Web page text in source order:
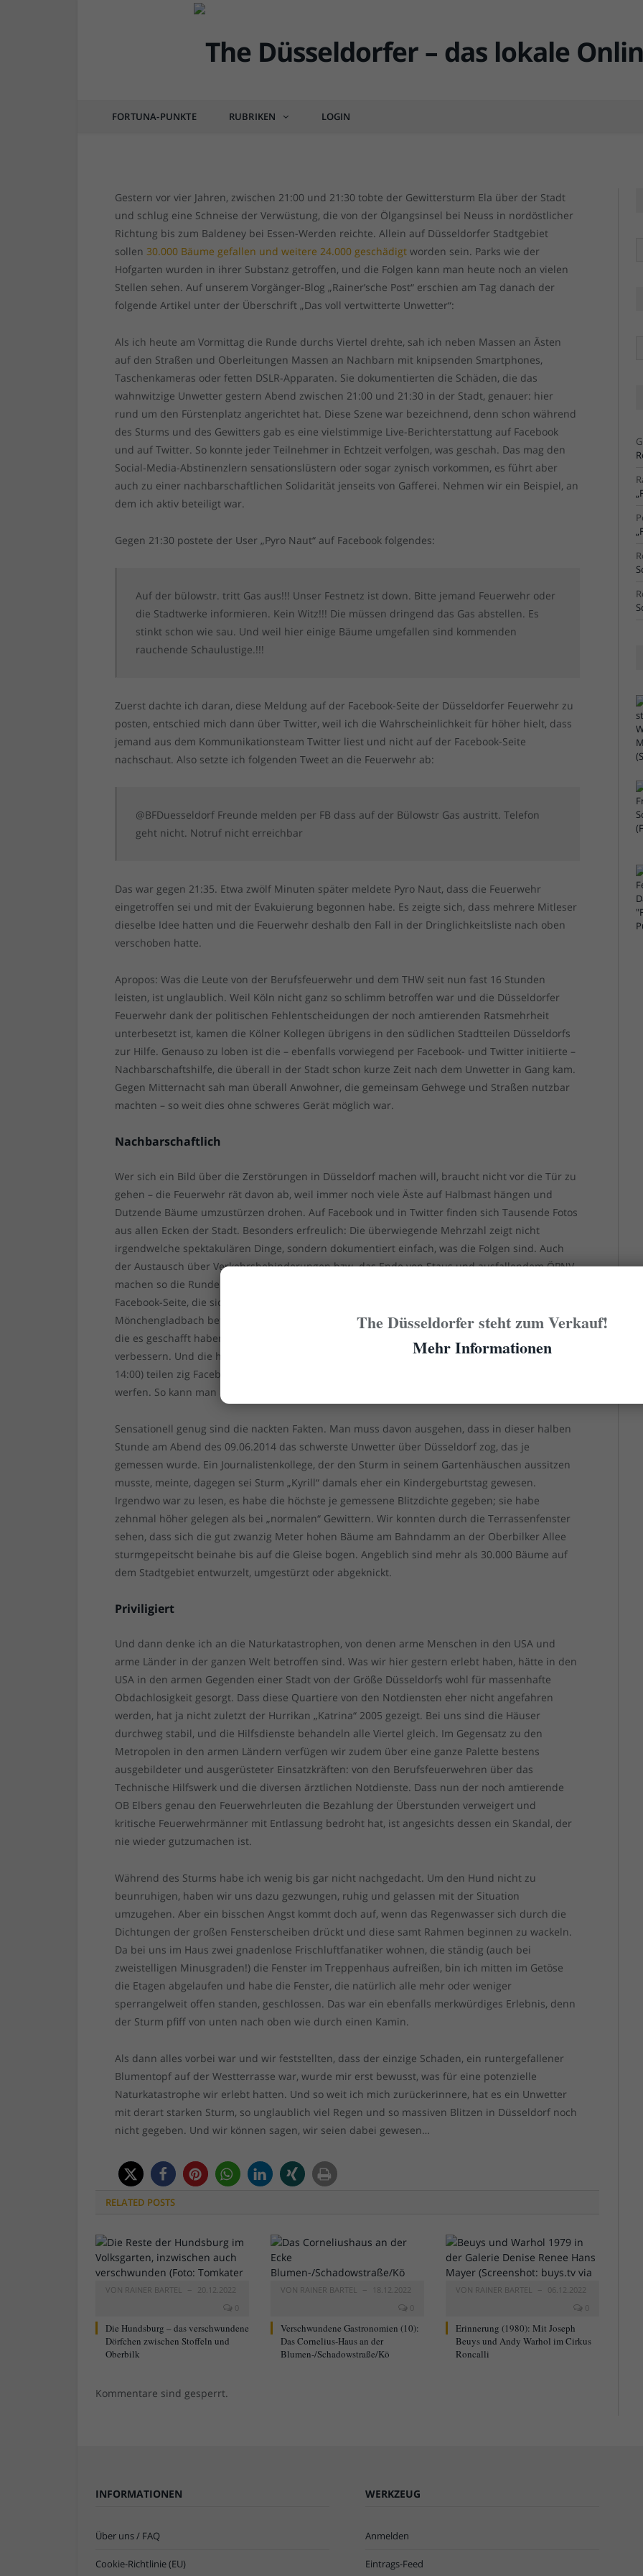
FORTUNA-PUNKTE RUBRIKEN LOGIN
DÜSSEL-HISTÖRCHEN
Gestern vor vier Jahren, zwischen 21:00 und 21:30 tobte der Gewittersturm Ela über der Stadt
und schlug eine Schneise der Verwüstung, die von der Ölgangsinsel bei Neuss in nordöstlicher
Richtung bis zum Baldeney bei Essen-Werden reichte. Allein auf Düsseldorfer Stadtgebiet
sollen30.000 Bäume gefallen und weitere 24.000 geschädigt worden sein. Parks wie der
Hofgarten wurden in ihrer Substanz getroffen, und die Folgen kann man heute noch an vielen
Stellen sehen. Auf unserem Vorgänger-Blog „Rainer’sche Post“ erschien am Tag danach der
folgende Artikel unter der Überschrift „Das voll vertwitterte Unwetter“:
Als ich heute am Vormittag die Runde durchs Viertel drehte, sah ich neben Massen an Ästen
auf den Straßen und Oberleitungen Massen an Nachbarn mit knipsenden Smartphones,
Taschenkameras oder fetten DSLR-Apparaten. Sie dokumentierten die Schäden, die das
wahnwitzige Unwetter gestern Abend zwischen 21:00 und 21:30 in der Stadt, genauer: hier
rund um den Fürstenplatz angerichtet hat. Diese Szene war bezeichnend, denn schon während
des Sturms und des Gewitters gab es eine vielstimmige Live-Berichterstattung auf Facebook
und auf Twitter. So konnte jeder Teilnehmer in Echtzeit verfolgen, was geschah. Das mag den
Social-Media-Abstinenzlern sensationslüstern oder sogar zynisch vorkommen, es führt aber
auch zu einer nachbarschaftlichen Solidarität jenseits von Gafferei. Nehmen wir ein Beispiel, an
dem ich aktiv beteiligt war.
Gegen 21:30 postete der User „Pyro Naut“ auf Facebook folgendes:
Auf der bülowstr. tritt Gas aus!!! Unser Festnetz ist down. Bitte jemand Feuerwehr oder
die Stadtwerke informieren. Kein Witz!!! Die müssen dringend das Gas abstellen. Es
stinkt schon wie sau. Und weil hier einige Bäume umgefallen sind kommenden
rauchende Schaulustige.!!!
Zuerst dachte ich daran, diese Meldung auf der Facebook-Seite der Düsseldorfer Feuerwehr zu
posten, entschied mich dann über Twitter, weil ich die Wahrscheinlichkeit für höher hielt, dass
jemand aus dem Kommunikationsteam Twitter liest und nicht auf der Facebook-Seite
nachschaut. Also setzte ich folgenden Tweet an die Feuerwehr ab:
@BFDuesseldorf Freunde melden per FB dass auf der Bülowstr Gas austritt. Telefon
geht nicht. Notruf nicht erreichbar
Das war gegen 21:35. Etwa zwölf Minuten später meldete Pyro Naut, dass die Feuerwehr
eingetroffen sei und mit der Evakuierung begonnen habe. Es zeigte sich, dass mehrere Mitleser
dieselbe Idee hatten und die Feuerwehr deshalb den Fall in der Dringlichkeitsliste nach oben
verschoben hatte.
Apropos: Was die Leute von der Berufsfeuerwehr und dem THW seit nun fast 16 Stunden
leisten, ist unglaublich. Weil Köln nicht ganz so schlimm betroffen war und die Düsseldorfer
Feuerwehr dank der politischen Fehlentscheidungen der noch amtierenden Ratsmehrheit
unterbesetzt ist, kamen die Kölner Kollegen übrigens in den südlichen Stadtteilen Düsseldorfs
zur Hilfe. Genauso zu loben ist die – ebenfalls vorwiegend per Facebook- und Twitter initiierte –
Nachbarschaftshilfe, die überall in der Stadt schon kurze Zeit nach dem Unwetter in Gang kam.
Gegen Mitternacht sah man überall Anwohner, die gemeinsam Gehwege und Straßen nutzbar
machten – so weit dies ohne schweres Gerät möglich war.
Nachbarschaftlich
Wer sich ein Bild über die Zerstörungen in Düsseldorf machen will, braucht nicht vor die Tür zu
gehen – die Feuerwehr rät davon ab, weil immer noch viele Äste auf Halbmast hängen und
Dutzende Bäume umzustürzen drohen. Auf Facebook und in Twitter finden sich Tausende Fotos
aus allen Ecken der Stadt. Besonders erfreulich: Die überwiegende Mehrzahl zeigt nicht
irgendwelche spektakulären Dinge, sondern dokumentiert einfach, was die Folgen sind. Auch
der Austausch über Verkehrsbehinderungen bzw. das Ende von Staus und ausfallendem ÖPNV
machen so die Runde. Das alles unerwartet unaufgeregt, erfreulich sachlich. Wäre da nicht eine
Facebook-Seite, die sich „Unwetteralarm“ nennt und von einem winzigen Verein aus
Mönchengladbach betrieben wird. Die Macher sind zwei reichlich notorische Internet-Freaks,
die es geschafft haben, die Popularität ihrer Seite durch möglichst knalliges Material zu
verbessern. Und die hatten gegen 6:00 vor weiteren schweren Gewittern gewarnt. Nun (gegen
14:00) teilen zig Facebook-Freunde diese Warnung, ohne auch nur einen Blick auf die Uhrzeit zu
werfen. So kann man auch Panik erzeugen.
Sensationell genug sind die nackten Fakten. Man muss davon ausgehen, dass in dieser halben
Stunde am Abend des 09.06.2014 das schwerste Unwetter über Düsseldorf zog, das je
gemessen wurde. Ein Journalistenkollege, der den Sturm in seinem Gartenhäuschen aussitzen
musste, meinte, dagegen sei Sturm „Kyrill“ damals eher ein Kindergeburtstag gewesen.
Irgendwo war zu lesen, es habe die höchste je gemessene Blitzdichte gegeben; sie habe
zehnmal höher gelegen als bei „normalen“ Gewittern. Wir konnten durch die Terrassenfenster
sehen, dass sich die gut zwanzig Meter hohen Bäume am Bahndamm an der Oberbilker Allee
sturmgepeitscht beinahe bis auf die Gleise bogen. Angeblich sind mehr als 30.000 Bäume auf
dem Stadtgebiet entwurzelt, umgestürzt oder abgeknickt.
Priviligiert
Und dann denke ich an die Naturkatastrophen, von denen arme Menschen in den USA und
arme Länder in der ganzen Welt betroffen sind. Was wir hier gestern erlebt haben, hätte in den
USA in den armen Gegenden einer Stadt von der Größe Düsseldorfs wohl für massenhafte
Obdachlosigkeit gesorgt. Dass diese Quartiere von den Notdiensten eher nicht angefahren
werden, hat ja nicht zuletzt der Hurrikan „Katrina“ 2005 gezeigt. Bei uns sind die Häuser
durchweg stabil, und die Hilfsdienste behandeln alle Viertel gleich. Im Gegensatz zu den
Metropolen in den armen Ländern verfügen wir zudem über eine ganze Palette bestens
ausgebildeter und ausgerüsteter Einsatzkräften: von den Berufsfeuerwehren über das
Technische Hilfswerk und die diversen ärztlichen Notdienste. Dass nun der noch amtierende
OB Elbers genau den Feuerwehrleuten die Bezahlung der Überstunden verweigert und
kritische Feuerwehrmänner mit Entlassung bedroht hat, ist angesichts dessen ein Skandal, der
nie wieder gutzumachen ist.
Während des Sturms habe ich wenig bis gar nicht nachgedacht. Um den Hund nicht zu
beunruhigen, haben wir uns dazu gezwungen, ruhig und gelassen mit der Situation
umzugehen. Aber ein bisschen Angst kommt doch auf, wenn das Regenwasser sich durch die
Dichtungen der großen Fensterscheiben drückt und diese samt Rahmen beginnen zu wackeln.
Da bei uns im Haus zwei gnadenlose Frischluftfanatiker wohnen, die ständig (auch bei
zweistelligen Minusgraden!) die Fenster im Treppenhaus aufreißen, bin ich mitten im Getöse
die Etagen abgelaufen und habe die Fenster, die natürlich alle mehr oder weniger
sperrangelweit offen standen, geschlossen. Das war ein ebenfalls merkwürdiges Erlebnis, denn
der Sturm pfiff von unten nach oben wie durch einen Kamin.
Als dann alles vorbei war und wir feststellten, dass der einzige Schaden, ein runtergefallener
Blumentopf auf der Westterrasse war, wurde mir erst bewusst, was für eine potenzielle
Naturkatastrophe wir erlebt hatten. Und so weit ich mich zurückerinnere, hat es ein Unwetter
mit derart starken Sturm, so unglaublich viel Regen und so massiven Blitzen in Düsseldorf noch
nicht gegeben. Und wir können sagen, wir seien dabei gewesen…
RELATED POSTS
VON RAINER BARTEL
20.12.2022
0
Die Hundsburg – das verschwundene
Dörfchen zwischen Stoffeln und
Oberbilk
VON RAINER BARTEL
18.12.2022
0
Verschwundene Gastronomien (10):
Das Cornelius-Haus an der
Blumen-/Schadowstraße/Kö
VON RAINER BARTEL
06.12.2022
0
Erinnerung (1980): Mit Joseph
Beuys und Andy Warhol im Cirkus
Roncalli
Kommentare sind gesperrt.
INFORMATIONEN
Über uns / FAQ
Cookie-Richtlinie (EU)
WERKZEUG
Anmelden
Eintrags-Feed
The Düsseldorfer steht zum Verkauf!
Mehr Informationen